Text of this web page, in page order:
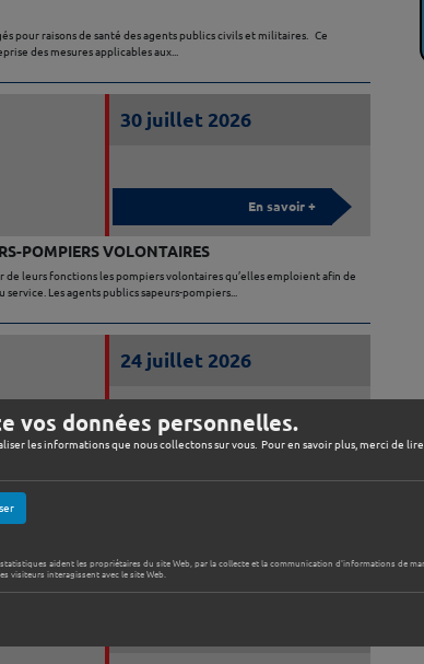
vos données personnelles.
les informations que nous collectons sur vous. Pour en savoir plus, merci de
aident les propriétaires du site Web, par la collecte et la communication d'informations de
visiteurs interagissent avec le site Web.
pour raisons de santé des agents publics civils et militaires. Ce
des mesures applicables aux...
30 juillet 2026
En savoir +
POMPIERS VOLONTAIRES
leurs fonctions les pompiers volontaires qu’elles emploient afin de
Les agents publics sapeurs-pompiers...
24 juillet 2026
En savoir +
DES RISQUES STATUTAIRES 2027-
au contrat groupe d’assurance des risques statutaires, nous
31 décembre 2026. ♦ Afin d’assurer sa...